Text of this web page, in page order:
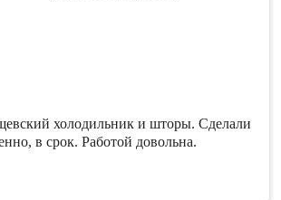
холодильник и шторы. Сделали
в срок. Работой довольна.